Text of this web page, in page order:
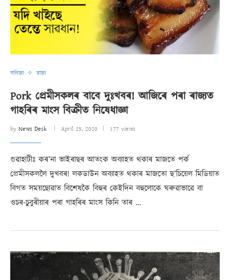
বাণিজ্য ৰাজ্য
Pork প্ৰেমীসকলৰ বাবে দুঃখবৰ! আজিৰে পৰা ৰাজ্যত
গাহৰিৰ মাংস বিক্ৰীত নিষেধাজ্ঞা
by News Desk April 25, 2020 177 views
গুৱাহাটীঃ কৰ’না ভাইৰাছৰ আতংক অব্যাহত থকাৰ মাজতে পৰ্ক
প্ৰেমীসকললৈ দুখবৰ! লকডাউন অব্যাহত থকাৰ মাজতো ছ’চিয়েল মিডিয়াত
বিগত সময়ছোৱাত বিশেষকৈ বিহুৰ কেইদিন বহুলোকে ঘৰুৱাভাৱে বা
ওচৰ-চুবুৰীয়াৰ পৰা গাহৰিৰ মাংস কিনি তাৰ …